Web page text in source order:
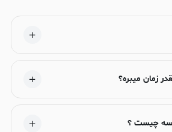
زمان میبره؟
چیست ؟